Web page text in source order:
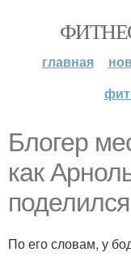
главная
Блогер
как
По его словам, у